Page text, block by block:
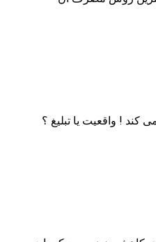
کند ! واقعیت یا تبلیغ ؟